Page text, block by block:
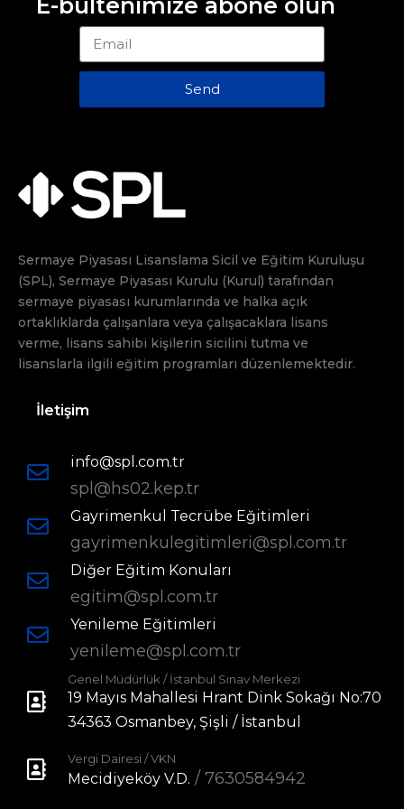
Send
Sermaye Piyasası Lisanslama Sicil ve Eğitim Kuruluşu
(SPL), Sermaye Piyasası Kurulu (Kurul) tarafından
sermaye piyasası kurumlarında ve halka açık
ortaklıklarda çalışanlara veya çalışacaklara lisans
verme, lisans sahibi kişilerin sicilini tutma ve
lisanslarla ilgili eğitim programları düzenlemektedir.
İletişim
info@spl.com.tr
spl@hs02.kep.tr
Gayrimenkul Tecrübe Eğitimleri
gayrimenkulegitimleri@spl.com.tr
Diğer Eğitim Konuları
egitim@spl.com.tr
Yenileme Eğitimleri
yenileme@spl.com.tr
Genel Müdürlük / İstanbul Sınav Merkezi
19 Mayıs Mahallesi Hrant Dink Sokağı No:70
34363 Osmanbey, Şişli / İstanbul
Vergi Dairesi / VKN
Mecidiyeköy V.D. / 7630584942